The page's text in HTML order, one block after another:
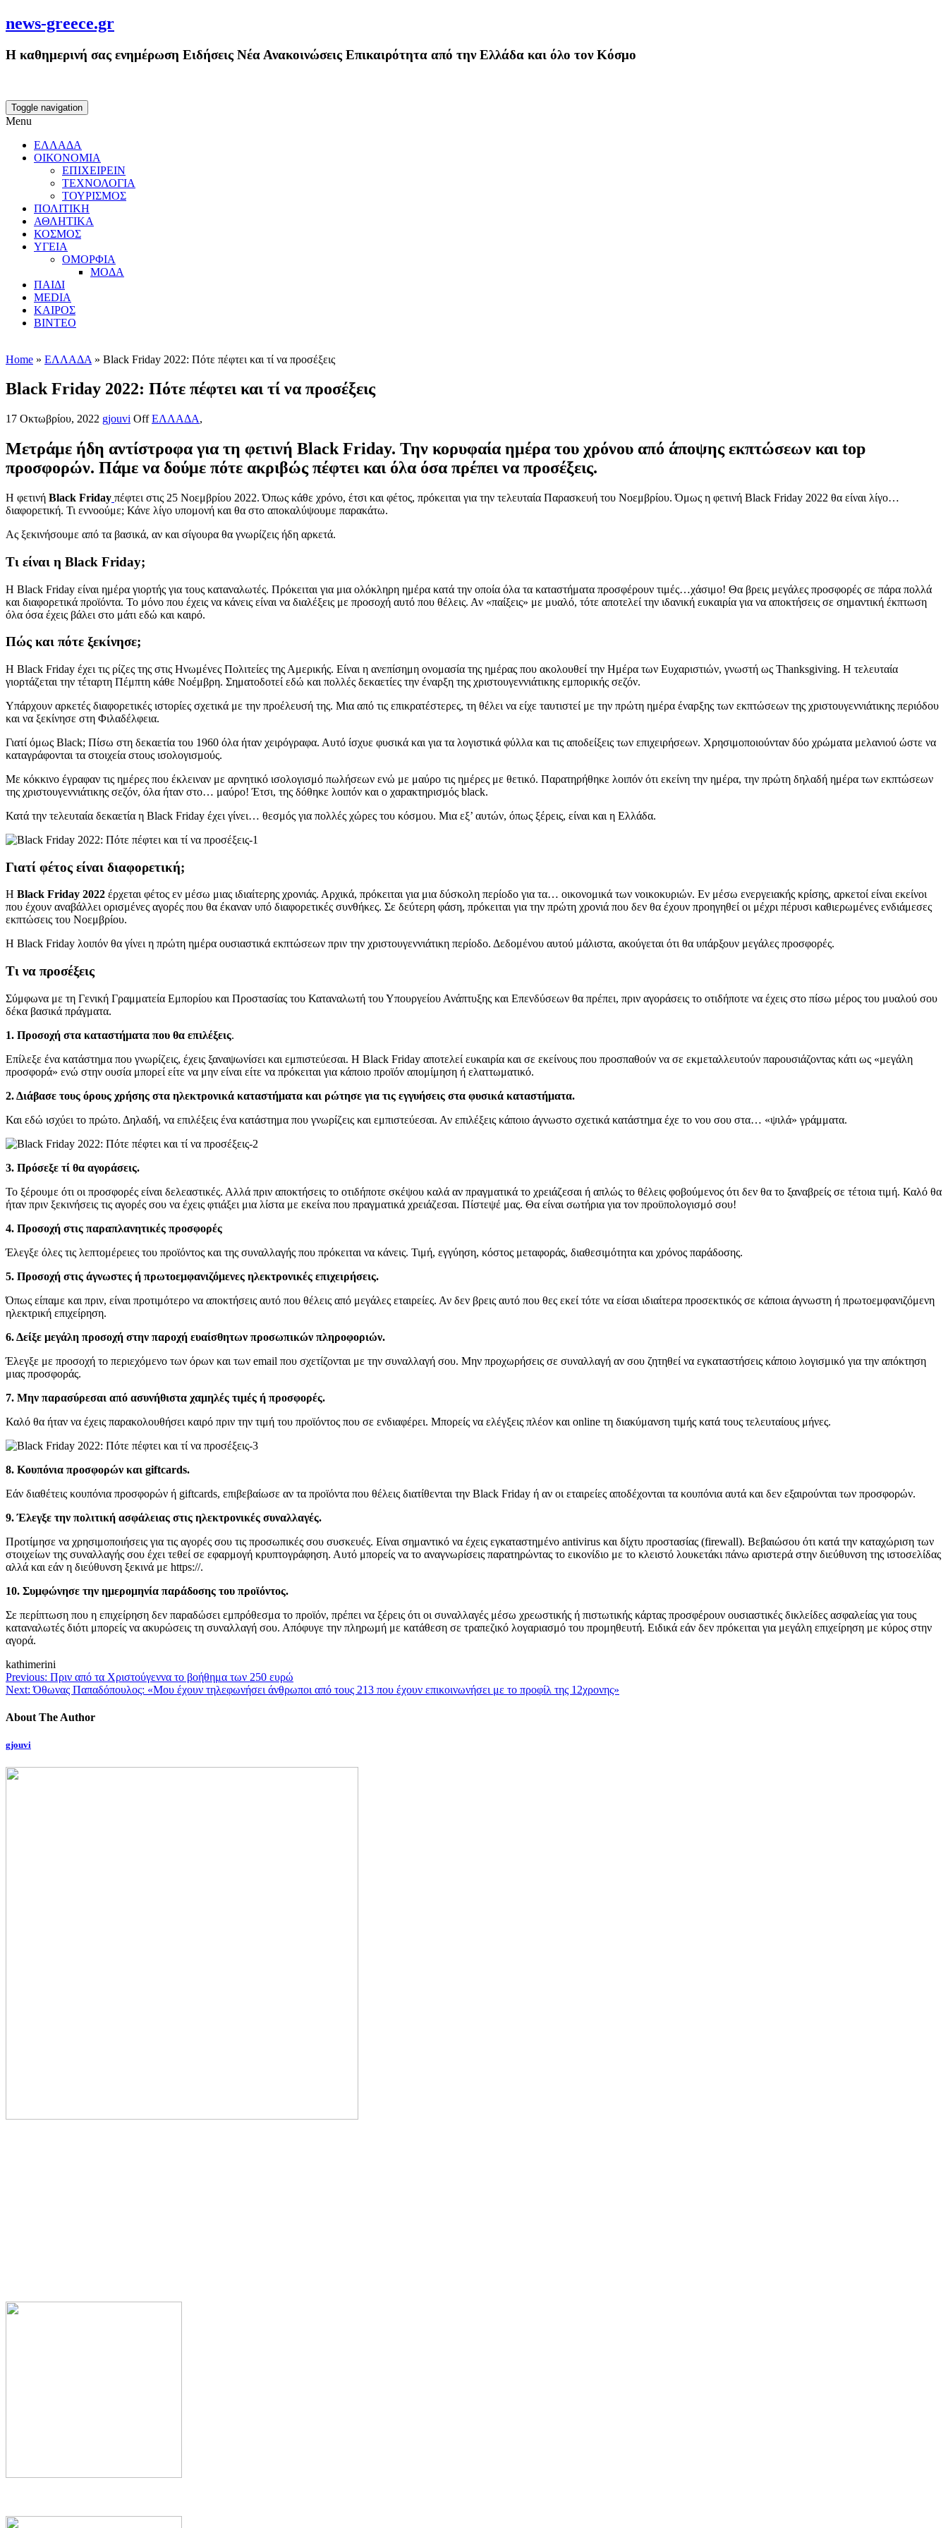
news-greece.gr
Η καθημερινή σας ενημέρωση Ειδήσεις Νέα Ανακοινώσεις Επικαιρότητα από την Ελλάδα και όλο τον Κόσμο
Toggle navigation
Menu
ΕΛΛΑΔΑ
ΟΙΚΟΝΟΜΙΑ
ΕΠΙΧΕΙΡΕΙΝ
ΤΕΧΝΟΛΟΓΙΑ
ΤΟΥΡΙΣΜΟΣ
ΠΟΛΙΤΙΚΗ
ΑΘΛΗΤΙΚΑ
ΚΟΣΜΟΣ
ΥΓΕΙΑ
ΟΜΟΡΦΙΑ
ΜΟΔΑ
ΠΑΙΔΙ
MEDIA
ΚΑΙΡΟΣ
ΒΙΝΤΕΟ
Home » ΕΛΛΑΔΑ » Black Friday 2022: Πότε πέφτει και τί να προσέξεις
Black Friday 2022: Πότε πέφτει και τί να προσέξεις
17 Οκτωβρίου, 2022 gjouvi Off ΕΛΛΑΔΑ,
Μετράμε ήδη αντίστροφα για τη φετινή Black Friday. Την κορυφαία ημέρα του χρόνου από άποψης εκπτώσεων και top
προσφορών. Πάμε να δούμε πότε ακριβώς πέφτει και όλα όσα πρέπει να προσέξεις.
Η φετινή Black Friday πέφτει στις 25 Νοεμβρίου 2022. Όπως κάθε χρόνο, έτσι και φέτος, πρόκειται για την τελευταία Παρασκευή του Νοεμβρίου. Όμως η φετινή Black Friday 2022 θα είναι λίγο…
διαφορετική. Τι εννοούμε; Κάνε λίγο υπομονή και θα στο αποκαλύψουμε παρακάτω.
Ας ξεκινήσουμε από τα βασικά, αν και σίγουρα θα γνωρίζεις ήδη αρκετά.
Τι είναι η Black Friday;
Η Black Friday είναι ημέρα γιορτής για τους καταναλωτές. Πρόκειται για μια ολόκληρη ημέρα κατά την οποία όλα τα καταστήματα προσφέρουν τιμές…χάσιμο! Θα βρεις μεγάλες προσφορές σε πάρα πολλά
και διαφορετικά προϊόντα. Το μόνο που έχεις να κάνεις είναι να διαλέξεις με προσοχή αυτό που θέλεις. Αν «παίξεις» με μυαλό, τότε αποτελεί την ιδανική ευκαιρία για να αποκτήσεις σε σημαντική έκπτωση
όλα όσα έχεις βάλει στο μάτι εδώ και καιρό.
Πώς και πότε ξεκίνησε;
Η Black Friday έχει τις ρίζες της στις Ηνωμένες Πολιτείες της Αμερικής. Είναι η ανεπίσημη ονομασία της ημέρας που ακολουθεί την Ημέρα των Ευχαριστιών, γνωστή ως Thanksgiving. Η τελευταία
γιορτάζεται την τέταρτη Πέμπτη κάθε Νοέμβρη. Σηματοδοτεί εδώ και πολλές δεκαετίες την έναρξη της χριστουγεννιάτικης εμπορικής σεζόν.
Υπάρχουν αρκετές διαφορετικές ιστορίες σχετικά με την προέλευσή της. Μια από τις επικρατέστερες, τη θέλει να είχε ταυτιστεί με την πρώτη ημέρα έναρξης των εκπτώσεων της χριστουγεννιάτικης περιόδου
και να ξεκίνησε στη Φιλαδέλφεια.
Γιατί όμως Black; Πίσω στη δεκαετία του 1960 όλα ήταν χειρόγραφα. Αυτό ίσχυε φυσικά και για τα λογιστικά φύλλα και τις αποδείξεις των επιχειρήσεων. Χρησιμοποιούνταν δύο χρώματα μελανιού ώστε να
καταγράφονται τα στοιχεία στους ισολογισμούς.
Με κόκκινο έγραφαν τις ημέρες που έκλειναν με αρνητικό ισολογισμό πωλήσεων ενώ με μαύρο τις ημέρες με θετικό. Παρατηρήθηκε λοιπόν ότι εκείνη την ημέρα, την πρώτη δηλαδή ημέρα των εκπτώσεων
της χριστουγεννιάτικης σεζόν, όλα ήταν στο… μαύρο! Έτσι, της δόθηκε λοιπόν και ο χαρακτηρισμός black.
Κατά την τελευταία δεκαετία η Black Friday έχει γίνει… θεσμός για πολλές χώρες του κόσμου. Μια εξ’ αυτών, όπως ξέρεις, είναι και η Ελλάδα.
Γιατί φέτος είναι διαφορετική;
H Black Friday 2022 έρχεται φέτος εν μέσω μιας ιδιαίτερης χρονιάς. Αρχικά, πρόκειται για μια δύσκολη περίοδο για τα… οικονομικά των νοικοκυριών. Εν μέσω ενεργειακής κρίσης, αρκετοί είναι εκείνοι
που έχουν αναβάλλει ορισμένες αγορές που θα έκαναν υπό διαφορετικές συνθήκες. Σε δεύτερη φάση, πρόκειται για την πρώτη χρονιά που δεν θα έχουν προηγηθεί οι μέχρι πέρυσι καθιερωμένες ενδιάμεσες
εκπτώσεις του Νοεμβρίου.
H Black Friday λοιπόν θα γίνει η πρώτη ημέρα ουσιαστικά εκπτώσεων πριν την χριστουγεννιάτικη περίοδο. Δεδομένου αυτού μάλιστα, ακούγεται ότι θα υπάρξουν μεγάλες προσφορές.
Τι να προσέξεις
Σύμφωνα με τη Γενική Γραμματεία Εμπορίου και Προστασίας του Καταναλωτή του Υπουργείου Ανάπτυξης και Επενδύσεων θα πρέπει, πριν αγοράσεις το οτιδήποτε να έχεις στο πίσω μέρος του μυαλού σου
δέκα βασικά πράγματα.
1. Προσοχή στα καταστήματα που θα επιλέξεις.
Επίλεξε ένα κατάστημα που γνωρίζεις, έχεις ξαναψωνίσει και εμπιστεύεσαι. Η Black Friday αποτελεί ευκαιρία και σε εκείνους που προσπαθούν να σε εκμεταλλευτούν παρουσιάζοντας κάτι ως «μεγάλη
προσφορά» ενώ στην ουσία μπορεί είτε να μην είναι είτε να πρόκειται για κάποιο προϊόν απομίμηση ή ελαττωματικό.
2. Διάβασε τους όρους χρήσης στα ηλεκτρονικά καταστήματα και ρώτησε για τις εγγυήσεις στα φυσικά καταστήματα.
Και εδώ ισχύει το πρώτο. Δηλαδή, να επιλέξεις ένα κατάστημα που γνωρίζεις και εμπιστεύεσαι. Αν επιλέξεις κάποιο άγνωστο σχετικά κατάστημα έχε το νου σου στα… «ψιλά» γράμματα.
3. Πρόσεξε τί θα αγοράσεις.
Το ξέρουμε ότι οι προσφορές είναι δελεαστικές. Αλλά πριν αποκτήσεις το οτιδήποτε σκέψου καλά αν πραγματικά το χρειάζεσαι ή απλώς το θέλεις φοβούμενος ότι δεν θα το ξαναβρείς σε τέτοια τιμή. Καλό θα
ήταν πριν ξεκινήσεις τις αγορές σου να έχεις φτιάξει μια λίστα με εκείνα που πραγματικά χρειάζεσαι. Πίστεψέ μας. Θα είναι σωτήρια για τον προϋπολογισμό σου!
4. Προσοχή στις παραπλανητικές προσφορές
Έλεγξε όλες τις λεπτομέρειες του προϊόντος και της συναλλαγής που πρόκειται να κάνεις. Τιμή, εγγύηση, κόστος μεταφοράς, διαθεσιμότητα και χρόνος παράδοσης.
5. Προσοχή στις άγνωστες ή πρωτοεμφανιζόμενες ηλεκτρονικές επιχειρήσεις.
Όπως είπαμε και πριν, είναι προτιμότερο να αποκτήσεις αυτό που θέλεις από μεγάλες εταιρείες. Αν δεν βρεις αυτό που θες εκεί τότε να είσαι ιδιαίτερα προσεκτικός σε κάποια άγνωστη ή πρωτοεμφανιζόμενη
ηλεκτρική επιχείρηση.
6. Δείξε μεγάλη προσοχή στην παροχή ευαίσθητων προσωπικών πληροφοριών.
Έλεγξε με προσοχή το περιεχόμενο των όρων και των email που σχετίζονται με την συναλλαγή σου. Μην προχωρήσεις σε συναλλαγή αν σου ζητηθεί να εγκαταστήσεις κάποιο λογισμικό για την απόκτηση
μιας προσφοράς.
7. Μην παρασύρεσαι από ασυνήθιστα χαμηλές τιμές ή προσφορές.
Καλό θα ήταν να έχεις παρακολουθήσει καιρό πριν την τιμή του προϊόντος που σε ενδιαφέρει. Μπορείς να ελέγξεις πλέον και online τη διακύμανση τιμής κατά τους τελευταίους μήνες.
8. Κουπόνια προσφορών και giftcards.
Εάν διαθέτεις κουπόνια προσφορών ή giftcards, επιβεβαίωσε αν τα προϊόντα που θέλεις διατίθενται την Black Friday ή αν οι εταιρείες αποδέχονται τα κουπόνια αυτά και δεν εξαιρούνται των προσφορών.
9. Έλεγξε την πολιτική ασφάλειας στις ηλεκτρονικές συναλλαγές.
Προτίμησε να χρησιμοποιήσεις για τις αγορές σου τις προσωπικές σου συσκευές. Είναι σημαντικό να έχεις εγκαταστημένο antivirus και δίχτυ προστασίας (firewall). Βεβαιώσου ότι κατά την καταχώριση των
στοιχείων της συναλλαγής σου έχει τεθεί σε εφαρμογή κρυπτογράφηση. Αυτό μπορείς να το αναγνωρίσεις παρατηρώντας το εικονίδιο με το κλειστό λουκετάκι πάνω αριστερά στην διεύθυνση της ιστοσελίδας
αλλά και εάν η διεύθυνση ξεκινά με https://.
10. Συμφώνησε την ημερομηνία παράδοσης του προϊόντος.
Σε περίπτωση που η επιχείρηση δεν παραδώσει εμπρόθεσμα το προϊόν, πρέπει να ξέρεις ότι οι συναλλαγές μέσω χρεωστικής ή πιστωτικής κάρτας προσφέρουν ουσιαστικές δικλείδες ασφαλείας για τους
καταναλωτές διότι μπορείς να ακυρώσεις τη συναλλαγή σου. Απόφυγε την πληρωμή με κατάθεση σε τραπεζικό λογαριασμό του προμηθευτή. Ειδικά εάν δεν πρόκειται για μεγάλη επιχείρηση με κύρος στην
αγορά.
kathimerini
Previous: Πριν από τα Χριστούγεννα το βοήθημα των 250 ευρώ
Next: Όθωνας Παπαδόπουλος: «Μου έχουν τηλεφωνήσει άνθρωποι από τους 213 που έχουν επικοινωνήσει με το προφίλ της 12χρονης»
About The Author
gjouvi